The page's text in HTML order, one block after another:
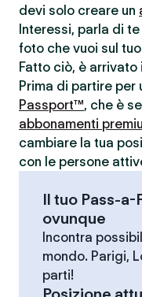
devi solo creare un
Interessi, parla di
foto che vuoi sul
Fatto ciò, è arrivato
Prima di partire per
Passport™, che è
abbonamenti
cambiare la tua
con le persone
Il tuo Pass-
ovunque
Incontra
mondo. Parigi,
parti!